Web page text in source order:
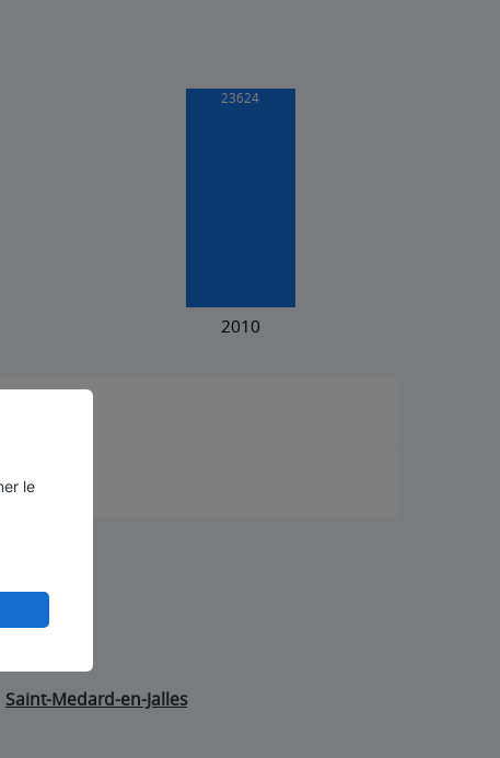
Saint-Medard-en-Jalles
le